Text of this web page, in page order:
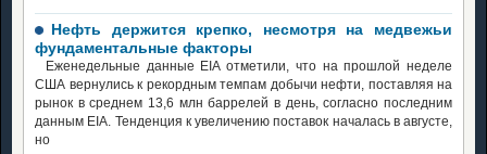
Нефть держится крепко, несмотря на медвежьи
фундаментальные факторы
Еженедельные данные EIA отметили, что на прошлой неделе
США вернулись к рекордным темпам добычи нефти, поставляя на
рынок в среднем 13,6 млн баррелей в день, согласно последним
данным EIA. Тенденция к увеличению поставок началась в августе,
но